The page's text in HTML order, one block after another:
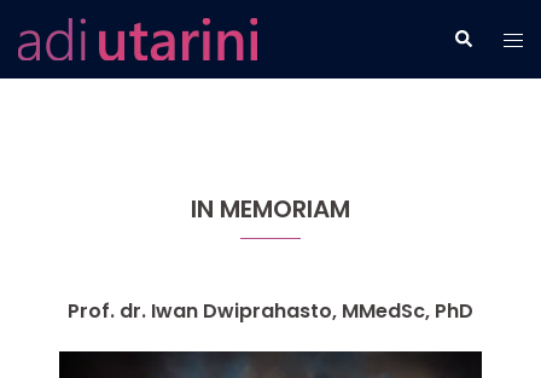
to
content
Search
IN MEMORIAM
Prof. dr. Iwan Dwiprahasto, MMedSc, PhD